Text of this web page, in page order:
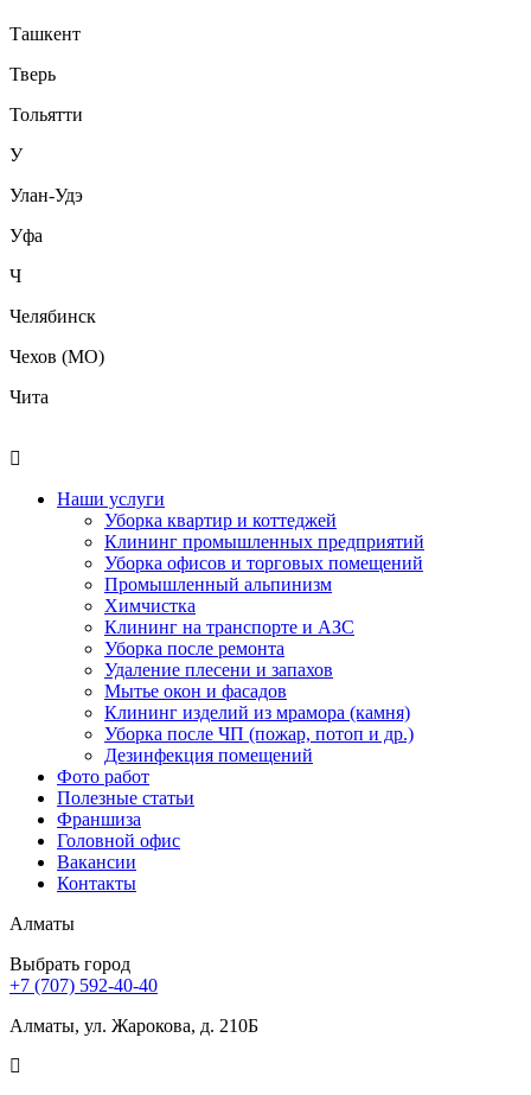
Ташкент
Тверь
Тольятти
У
Улан-Удэ
Уфа
Ч
Челябинск
Чехов (МО)
Чита
Наши услуги
Уборка квартир и коттеджей
Клининг промышленных предприятий
Уборка офисов и торговых помещений
Промышленный альпинизм
Химчистка
Клининг на транспорте и АЗС
Уборка после ремонта
Удаление плесени и запахов
Мытье окон и фасадов
Клининг изделий из мрамора (камня)
Уборка после ЧП (пожар, потоп и др.)
Дезинфекция помещений
Фото работ
Полезные статьи
Франшиза
Головной офис
Вакансии
Контакты
Алматы
Выбрать город
+7 (707) 592-40-40
Алматы, ул. Жарокова, д. 210Б